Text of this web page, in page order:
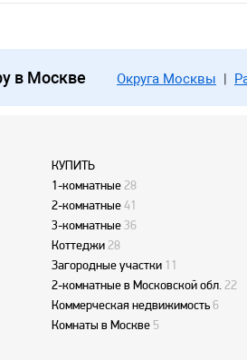
Московская
в Москве Округа Москвы |
КУПИТЬ
1-комнатные 28
2-комнатные 41
3-комнатные 36
Коттеджи 28
Загородные участки 11
2-комнатные в Московской обл. 22
Коммерческая недвижимость 6
Комнаты в Москве 5